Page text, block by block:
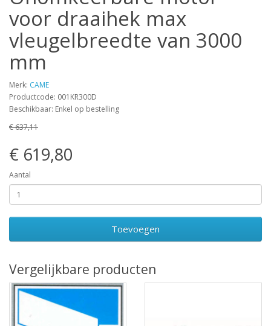
voor draaihek max
vleugelbreedte van 3000
mm
Merk: CAME
Productcode: 001KR300D
Beschikbaar: Enkel op bestelling
€ 637,11
€ 619,80
Aantal
Toevoegen
Vergelijkbare producten